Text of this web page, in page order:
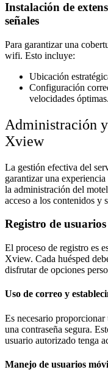
Instalación de
señales
Para garantizar una
wifi. Esto incluye:
Ubicación
Configuración
velocidades óptimas.
Administración
Xview
La gestión efectiva del
garantizar una
la administración del
acceso a los contenidos y
Registro de
El proceso de registro es
Xview. Cada huésped
disfrutar de opciones
Uso de correo y
Es necesario
una contraseña segura.
usuario autorizado tenga
Manejo de usuarios